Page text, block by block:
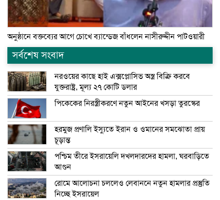
অনুষ্ঠানে বক্তব্যের আগে চোখে ব্যান্ডেজ বাঁধলেন নাসীরুদ্দীন পাটওয়ারী
সর্বশেষ সংবাদ
নরওয়ের কাছে হাই এক্সপ্লোসিভ অস্ত্র বিক্রি করবে
যুক্তরাষ্ট্র, মূল্য ২৭ কোটি ডলার
পিকেকের নিরস্ত্রীকরণে নতুন আইনের খসড়া তুরস্কের
হরমুজ প্রণালি ইস্যুতে ইরান ও ওমানের সমঝোতা প্রায়
চূড়ান্ত
পশ্চিম তীরে ইসরায়েলি দখলদারদের হামলা, ঘরবাড়িতে
আগুন
রোমে আলোচনা চললেও লেবাননে নতুন হামলার প্রস্তুতি
নিচ্ছে ইসরায়েল